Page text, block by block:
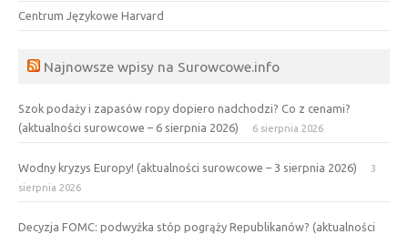
Centrum Językowe Harvard
Najnowsze wpisy na Surowcowe.info
Szok podaży i zapasów ropy dopiero nadchodzi? Co z cenami?
(aktualności surowcowe – 6 sierpnia 2026)
6 sierpnia 2026
Wodny kryzys Europy! (aktualności surowcowe – 3 sierpnia 2026)
3
sierpnia 2026
Decyzja FOMC: podwyżka stóp pogrąży Republikanów? (aktualności